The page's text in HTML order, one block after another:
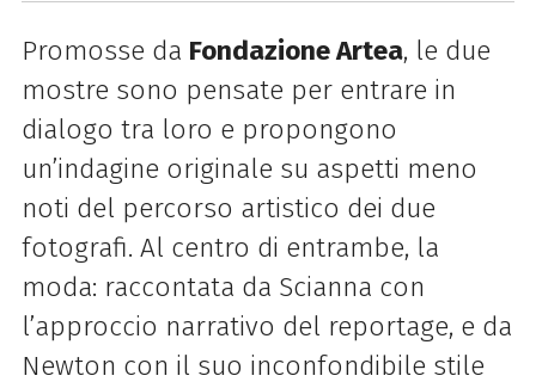
Promosse da Fondazione Artea, le due
mostre sono pensate per entrare in
dialogo tra loro e propongono
un’indagine originale su aspetti meno
noti del percorso artistico dei due
fotografi. Al centro di entrambe, la
moda: raccontata da Scianna con
l’approccio narrativo del reportage, e da
Newton con il suo inconfondibile stile